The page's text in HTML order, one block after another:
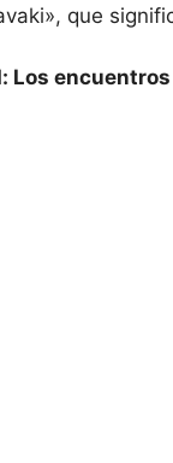
que
Los